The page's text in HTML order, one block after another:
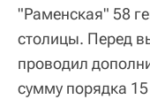
"Раменская" 58
столицы. Перед
проводил
сумму порядка